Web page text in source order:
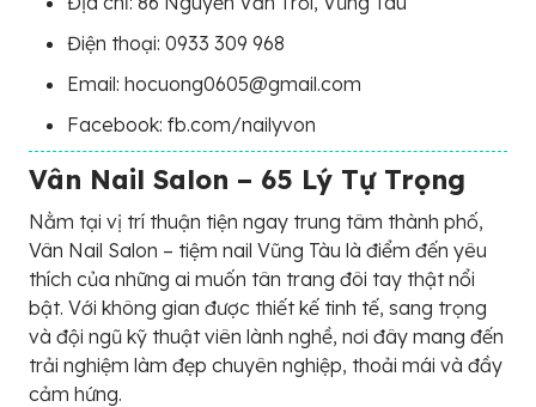
Điện thoại: 0933 309 968
Email: hocuong0605@gmail.com
Facebook: fb.com/nailyvon
Vân Nail Salon – 65 Lý Tự Trọng
Nằm tại vị trí thuận tiện ngay trung tâm thành phố,
Vân Nail Salon – tiệm nail Vũng Tàu là điểm đến yêu
thích của những ai muốn tân trang đôi tay thật nổi
bật. Với không gian được thiết kế tinh tế, sang trọng
và đội ngũ kỹ thuật viên lành nghề, nơi đây mang đến
trải nghiệm làm đẹp chuyên nghiệp, thoải mái và đầy
cảm hứng.